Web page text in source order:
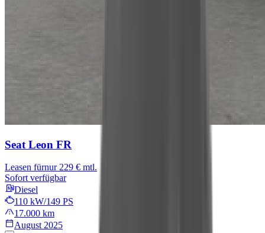
Seat Leon FR
Leasen fürnur 229 € mtl.
Sofort verfügbar
Diesel
110 kW/149 PS
17.000 km
August 2025